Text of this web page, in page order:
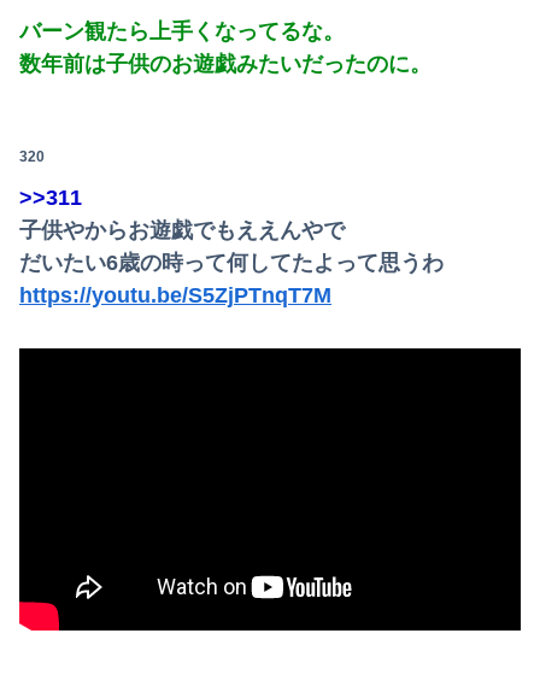
バーン観たら上手くなってるな。
数年前は子供のお遊戯みたいだったのに。
320
>>311
子供やからお遊戯でもええんやで
だいたい6歳の時って何してたよって思うわ
https://youtu.be/S5ZjPTnqT7M